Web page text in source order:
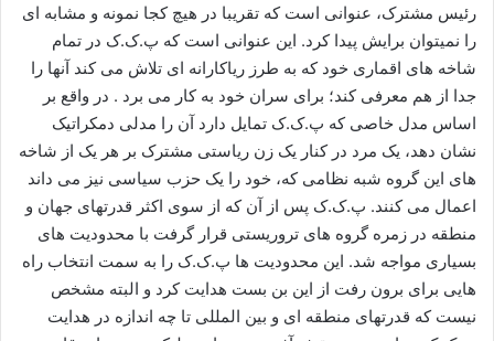
رئیس مشترک، عنوانی است که تقریبا در هیچ کجا نمونه و مشابه ای
را نمیتوان برایش پیدا کرد. این عنوانی است که پ.ک.ک در تمام
شاخه های اقماری خود که به طرز ریاکارانه ای تلاش می کند آنها را
جدا از هم معرفی کند؛ برای سران خود به کار می برد . در واقع بر
اساس مدل خاصی که پ.ک.ک تمایل دارد آن را مدلی دمکراتیک
نشان دهد، یک مرد در کنار یک زن ریاستی مشترک بر هر یک از شاخه
های این گروه شبه نظامی که، خود را یک حزب سیاسی نیز می داند
اعمال می کنند. پ.ک.ک پس از آن که از سوی اکثر قدرتهای جهان و
منطقه در زمره گروه های تروریستی قرار گرفت با محدودیت های
بسیاری مواجه شد. این محدودیت ها پ.ک.ک را به سمت انتخاب راه
هایی برای برون رفت از این بن بست هدایت کرد و البته مشخص
نیست که قدرتهای منطقه ای و بین المللی تا چه اندازه در هدایت